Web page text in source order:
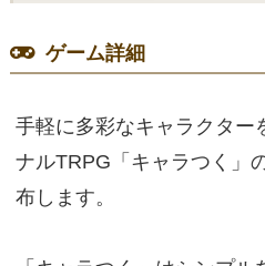
ゲーム詳細
手軽に多彩なキャラクター
ナルTRPG「キャラつく」
布します。